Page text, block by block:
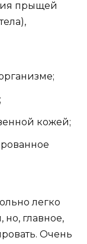
прыщей
кожей;
легко
главное,
Очень